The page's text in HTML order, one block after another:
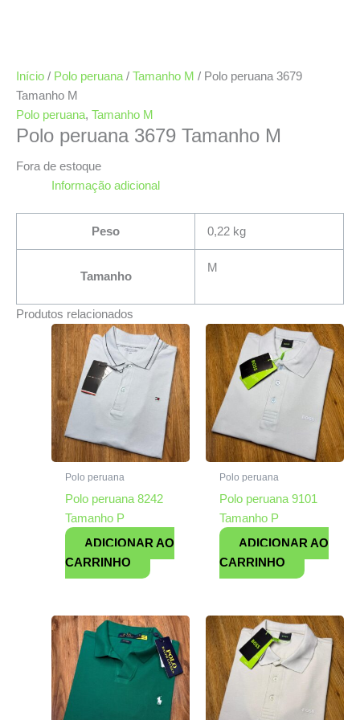
Início / Polo peruana / Tamanho M / Polo peruana 3679
Tamanho M
Polo peruana, Tamanho M
Polo peruana 3679 Tamanho M
Fora de estoque
Informação adicional
Peso 0,22 kg
Tamanho
M
Produtos relacionados
Polo peruana
Polo peruana 8242
Tamanho P
ADICIONAR AO
CARRINHO
Polo peruana
Polo peruana 9101
Tamanho P
ADICIONAR AO
CARRINHO